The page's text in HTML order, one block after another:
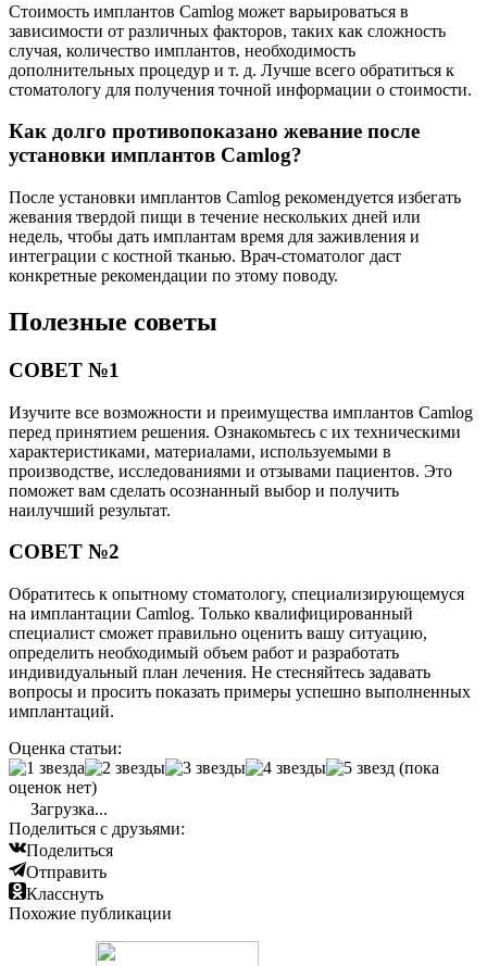
Стоимость имплантов Camlog может варьироваться в
зависимости от различных факторов, таких как сложность
случая, количество имплантов, необходимость
дополнительных процедур и т. д. Лучше всего обратиться к
стоматологу для получения точной информации о стоимости.
Как долго противопоказано жевание после
установки имплантов Camlog?
После установки имплантов Camlog рекомендуется избегать
жевания твердой пищи в течение нескольких дней или
недель, чтобы дать имплантам время для заживления и
интеграции с костной тканью. Врач-стоматолог даст
конкретные рекомендации по этому поводу.
Полезные советы
СОВЕТ №1
Изучите все возможности и преимущества имплантов Camlog
перед принятием решения. Ознакомьтесь с их техническими
характеристиками, материалами, используемыми в
производстве, исследованиями и отзывами пациентов. Это
поможет вам сделать осознанный выбор и получить
наилучший результат.
СОВЕТ №2
Обратитесь к опытному стоматологу, специализирующемуся
на имплантации Camlog. Только квалифицированный
специалист сможет правильно оценить вашу ситуацию,
определить необходимый объем работ и разработать
индивидуальный план лечения. Не стесняйтесь задавать
вопросы и просить показать примеры успешно выполненных
имплантаций.
Оценка статьи:
(пока
оценок нет)
Загрузка...
Поделиться с друзьями:
Поделиться
Отправить
Класснуть
Похожие публикации